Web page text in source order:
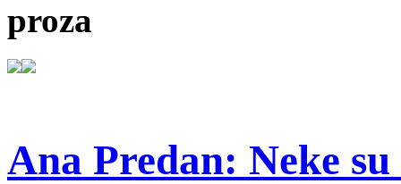
proza
Ana Predan: Neke